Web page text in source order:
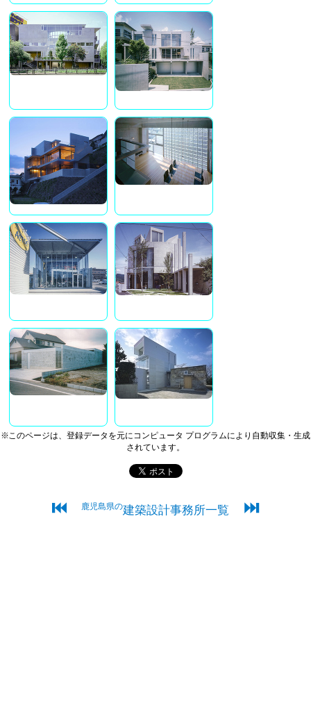
※このページは、登録データを元にコンピュータ プログラムにより自動収集・生成
されています。
⏮ 鹿児島県の建築設計事務所一覧 ⏭